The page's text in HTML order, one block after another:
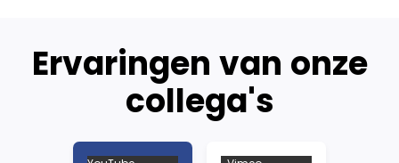
Ervaringen van onze
collega's